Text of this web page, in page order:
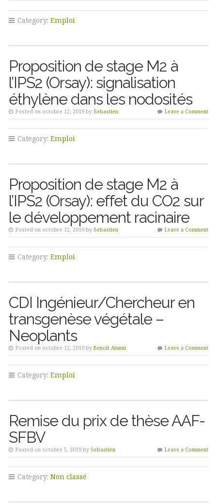
Category: Emploi
Proposition de stage M2 à
l’IPS2 (Orsay): signalisation
éthylène dans les nodosités
Posted on octobre 12, 2019 by Sebastien Leave a Comment
Category: Emploi
Proposition de stage M2 à
l’IPS2 (Orsay): effet du CO2 sur
le développement racinaire
Posted on octobre 12, 2019 by Sebastien Leave a Comment
Category: Emploi
CDI Ingénieur/Chercheur en
transgenèse végétale –
Neoplants
Posted on octobre 12, 2019 by Benoit Alunni Leave a Comment
Category: Emploi
Remise du prix de thèse AAF-
SFBV
Posted on octobre 5, 2019 by Sebastien Leave a Comment
Category: Non classé